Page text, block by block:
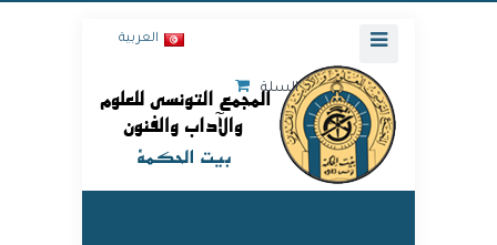
العربية
السلة